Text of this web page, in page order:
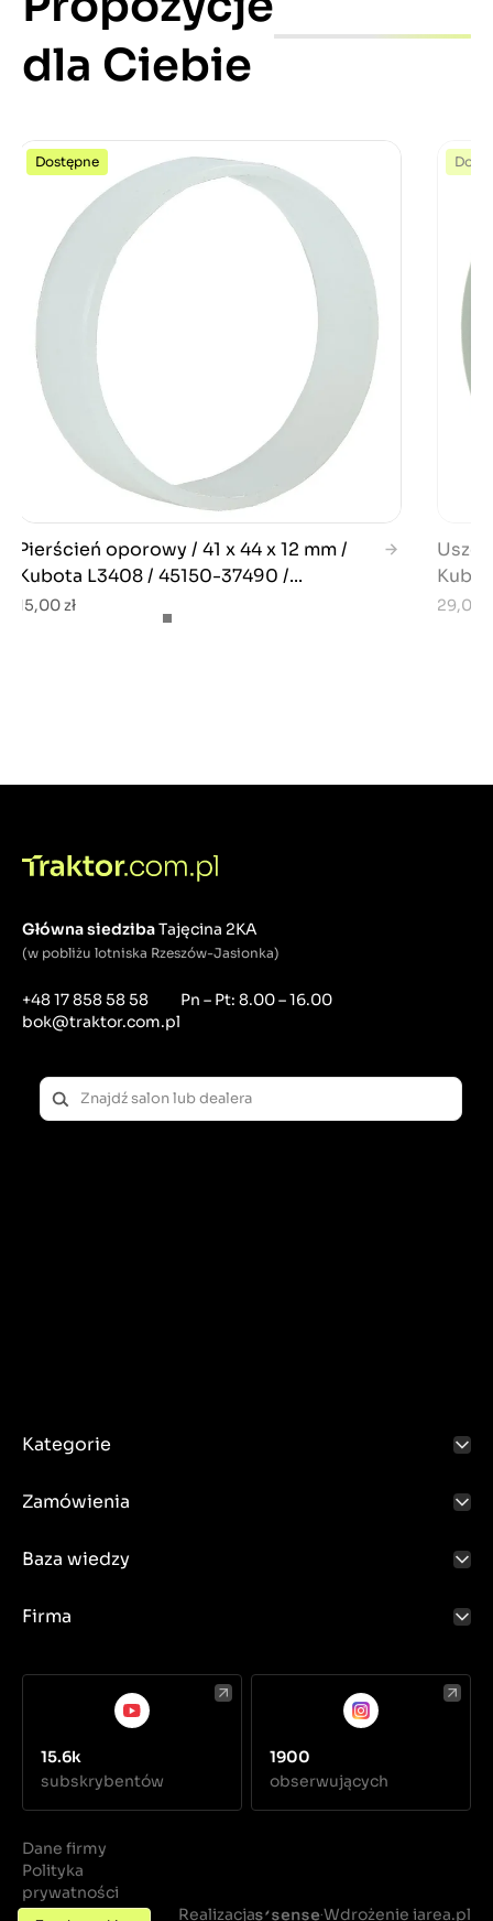
dla Ciebie
Dostępne
Pierścień oporowy / 41 x 44 x 12 mm /
Kubota L3408 / 45150-37490 /...
15,00 zł 29,00
Główna siedzibaTajęcina 2KA
(w pobliżu lotniska Rzeszów-Jasionka)
+48 17 858 58 58
bok@traktor.com.pl
Pn – Pt: 8.00 – 16.00
Kategorie
Zamówienia
Baza wiedzy
Firma
15.6k
subskrybentów
1900
obserwujących
Dane firmy
Polityka
prywatności
Regulamin
Realizacja ·Wdrożenie iarea.pl